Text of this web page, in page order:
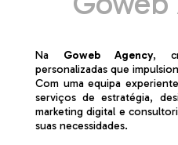
Na Goweb Agency,
personalizadas que
Com uma equipa
serviços de estratégia,
marketing digital e
suas necessidades.